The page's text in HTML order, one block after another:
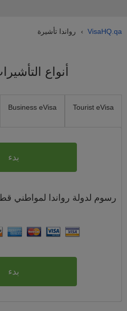
VisaHQ.qa
› رواندا تأشيرة
أنواع
Tourist eVisa
Business eVisa
بدء
رسوم لدولة رواندا لمواطني
بدء